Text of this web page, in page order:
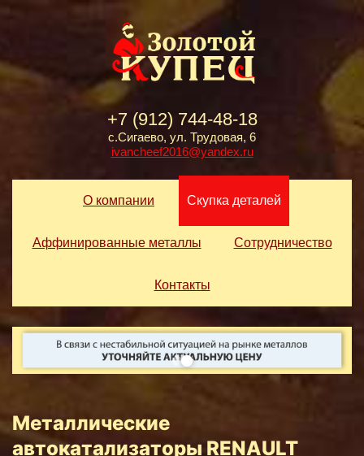
+7 (912) 744-48-18
с.Сигаево, ул. Трудовая, 6
ivancheef2016@yandex.ru
О компании Скупка деталей
Аффинированные металлы Сотрудничество
Контакты
Металлические
автокатализаторы RENAULT